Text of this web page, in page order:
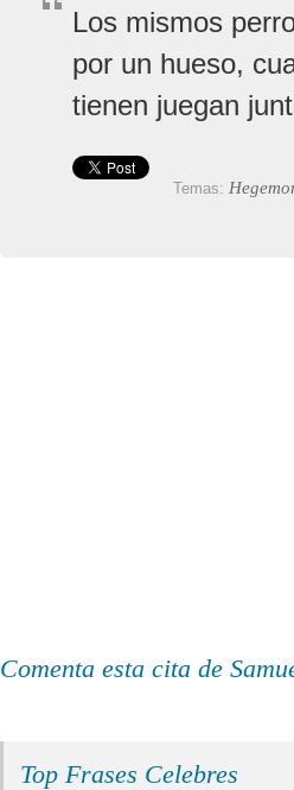
Los mismos
por un hueso,
tienen juegan
Temas:
Comenta esta cita de
Top Frases Celebres